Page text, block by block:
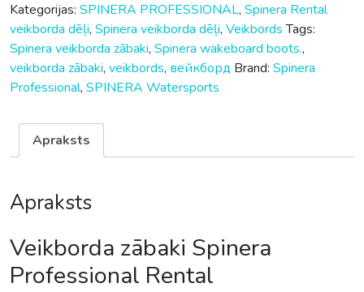
Kategorijas: SPINERA PROFESSIONAL, Spinera Rental
veikborda dēļi, Spinera veikborda dēļi, Veikbords Tags:
Spinera veikborda zābaki, Spinera wakeboard boots.,
veikborda zābaki, veikbords, вейкборд Brand: Spinera
Professional, SPINERA Watersports
Apraksts
Apraksts
Veikborda zābaki Spinera
Professional Rental